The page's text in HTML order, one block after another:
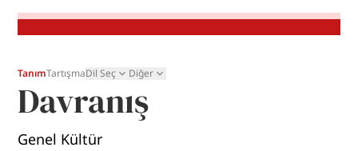
TanımTartışmaDil Seç Diğer
Davranış
Genel Kültür